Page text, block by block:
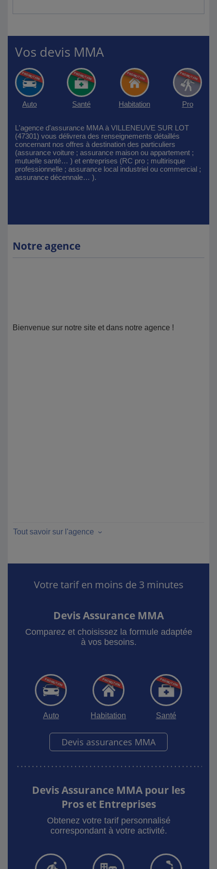
Vos devis MMA
Auto Santé Habitation Pro
L'agence d'assurance MMA à VILLENEUVE SUR LOT
(47301) vous délivrera des renseignements détaillés
concernant nos offres à destination des particuliers
(assurance voiture ; assurance maison ou appartement ;
mutuelle santé… ) et entreprises (RC pro ; multirisque
professionnelle ; assurance local industriel ou commercial ;
assurance décennale… ).
Notre agence
Bienvenue sur notre site et dans notre agence !
Tout savoir sur l'agence
Votre tarif en moins de 3 minutes
Devis Assurance MMA
Comparez et choisissez la formule adaptée
à vos besoins.
Auto Habitation Santé
Devis assurances MMA
Devis Assurance MMA pour les
Pros et Entreprises
Obtenez votre tarif personnalisé
correspondant à votre activité.